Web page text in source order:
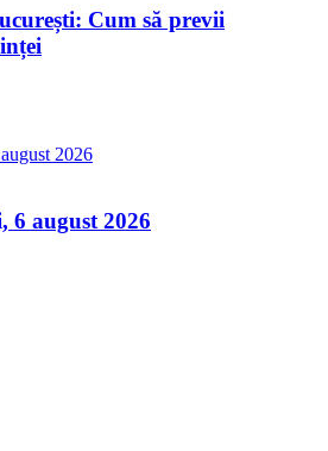
Cum să previi
6 august 2026